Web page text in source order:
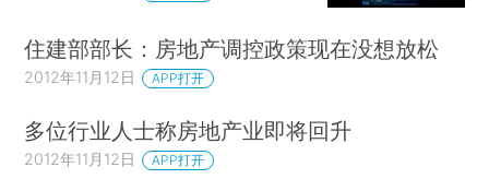
住建部部长：房地产调控政策现在没想放松
2012年11月12日 APP打开
多位行业人士称房地产业即将回升
2012年11月12日 APP打开